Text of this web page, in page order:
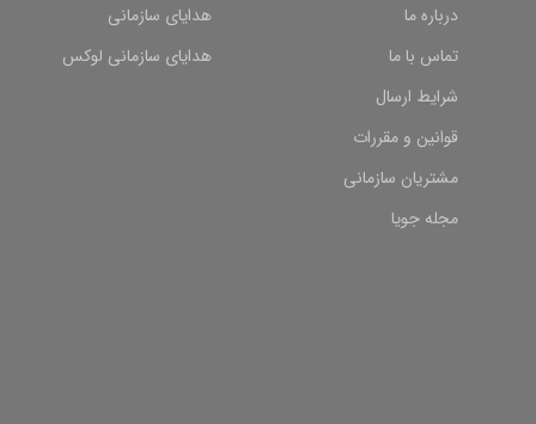
هدایای سازمانی
هدایای سازمانی لوکس
درباره ما
تماس با ما
شرایط ارسال
قوانین و مقررات
مشتریان سازمانی
مجله جویا